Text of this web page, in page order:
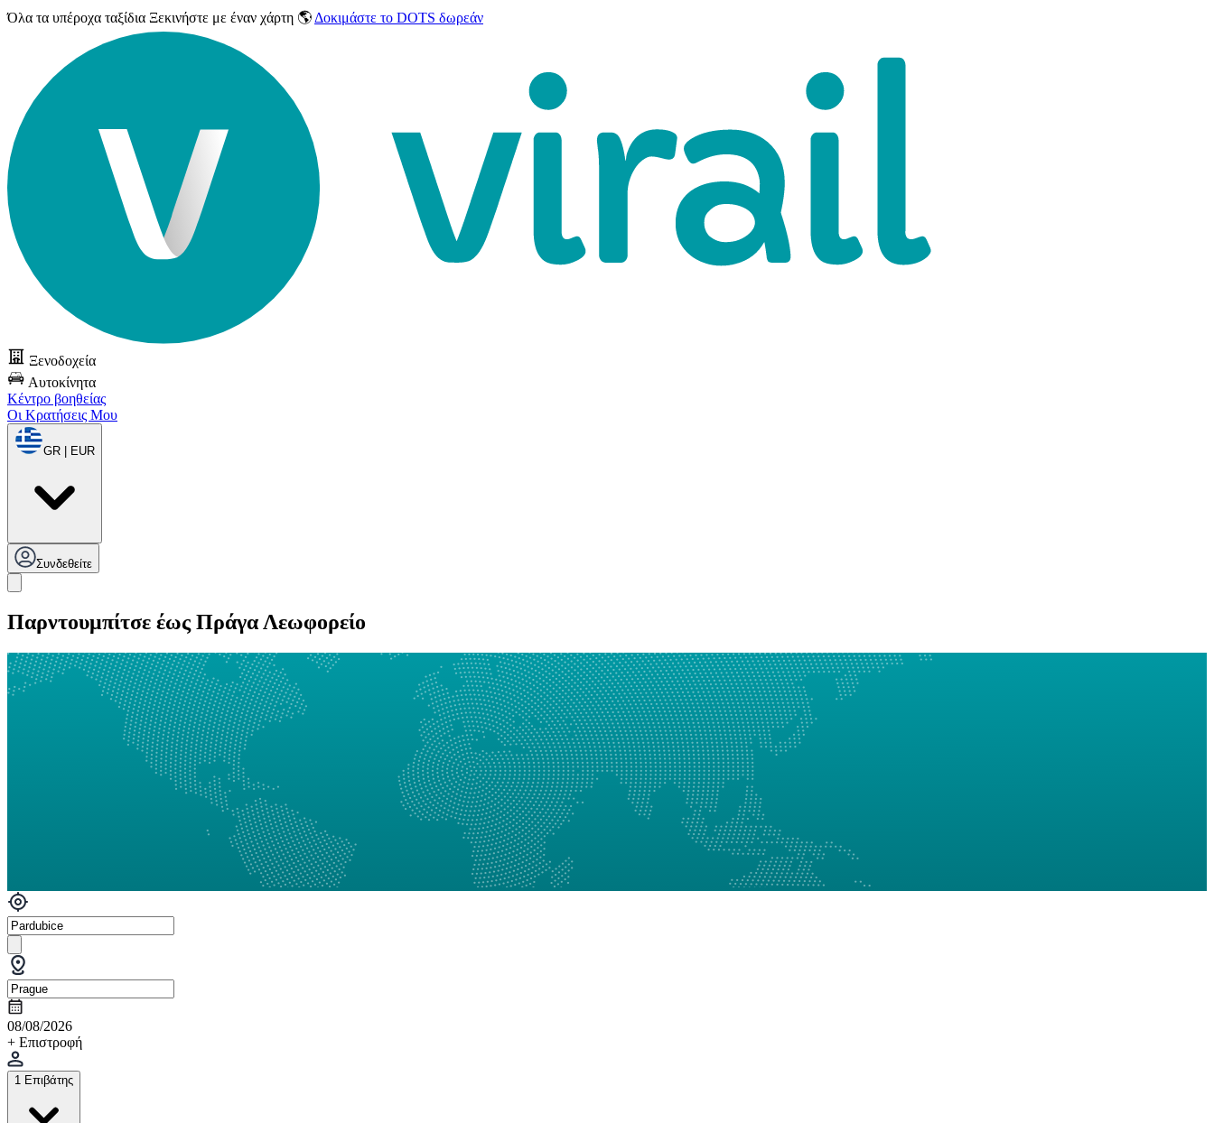
Όλα τα υπέροχα ταξίδια Ξεκινήστε με έναν χάρτη 🌎 Δοκιμάστε το DOTS δωρεάν
Ξενοδοχεία
Αυτοκίνητα
Κέντρο βοηθείας
Οι Κρατήσεις Μου
GR | EUR
Συνδεθείτε
Παρντουμπίτσε έως Πράγα Λεωφορείο
08/08/2026
+ Επιστροφή
1 Επιβάτης